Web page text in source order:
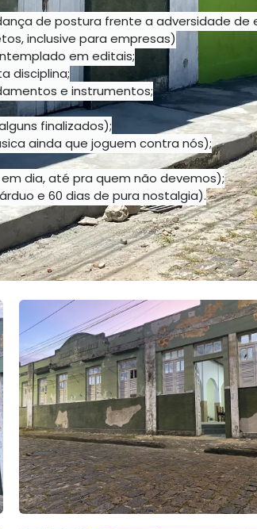
de postura frente a adversidade
inclusive para empresas)
em editais;
disciplina;
e instrumentos;
finalizados);
ainda que joguem contra nós);
dia, até pra quem não devemos);
e 60 dias de pura nostalgia).